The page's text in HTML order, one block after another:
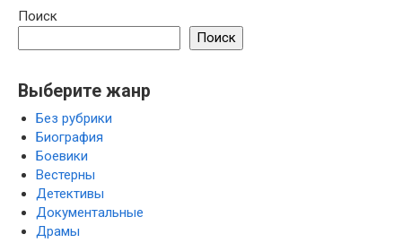
Поиск
Поиск
Выберите жанр
Без рубрики
Биография
Боевики
Вестерны
Детективы
Документальные
Драмы